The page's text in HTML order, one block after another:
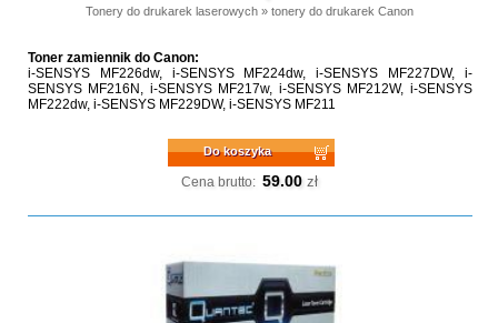
Tonery do drukarek laserowych »tonery do drukarek Canon
Toner zamiennik do Canon:
i-SENSYS MF226dw, i-SENSYS MF224dw, i-SENSYS MF227DW, i-
SENSYS MF216N, i-SENSYS MF217w, i-SENSYS MF212W, i-SENSYS
MF222dw, i-SENSYS MF229DW, i-SENSYS MF211
Do koszyka
Cena brutto: 59.00 zł